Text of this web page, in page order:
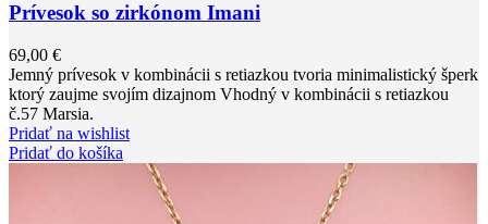
Prívesok so zirkónom Imani
69,00 €
Jemný prívesok v kombinácii s retiazkou tvoria minimalistický šperk
ktorý zaujme svojím dizajnom Vhodný v kombinácii s retiazkou
č.57 Marsia.
Pridať na wishlist
Pridať do košíka